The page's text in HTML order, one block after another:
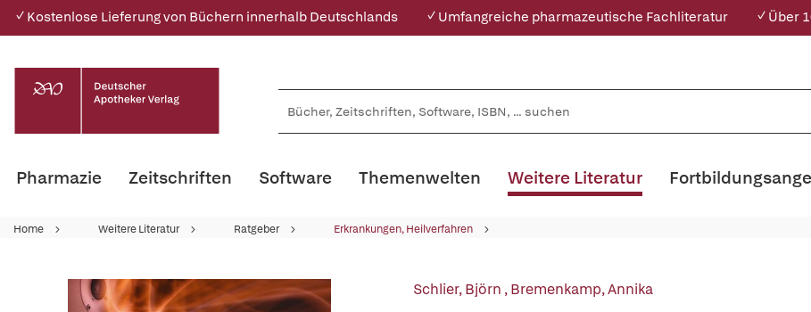
✓ Kostenlose Lieferung von Büchern innerhalb Deutschlands ✓ Umfangreiche pharmazeutische Fachliteratur ✓ Über
Pharmazie Zeitschriften Software Themenwelten Weitere Literatur
Home Weitere Literatur Ratgeber Erkrankungen, Heilverfahren
Schlier, Björn ,Bremenkamp, Annika